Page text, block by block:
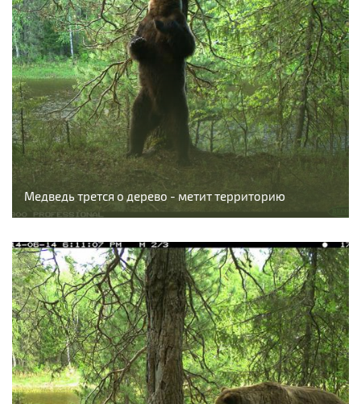
Медведь трется о дерево - метит территорию